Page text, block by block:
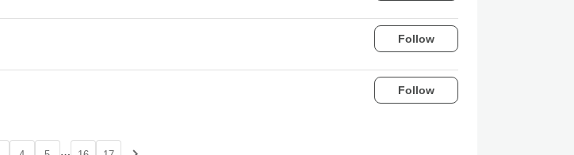
Follow
Follow
…